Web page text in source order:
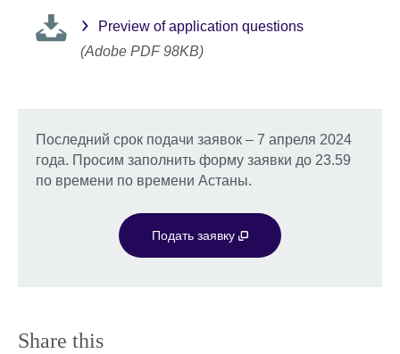
Preview of application questions
(Adobe PDF 98KB)
Последний срок подачи заявок – 7 апреля 2024
года. Просим заполнить форму заявки до 23.59
по времени по времени Астаны.
Подать заявку
Share this